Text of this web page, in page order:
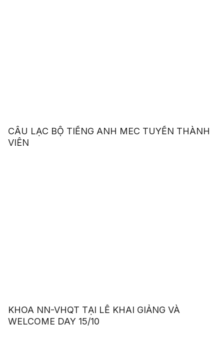
CÂU LẠC BỘ TIẾNG ANH MEC TUYỂN THÀNH
VIÊN
KHOA NN-VHQT TẠI LỄ KHAI GIẢNG VÀ
WELCOME DAY 15/10